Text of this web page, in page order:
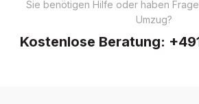
Sie benötigen Hilfe oder haben
Umzug?
Kostenlose Beratung: